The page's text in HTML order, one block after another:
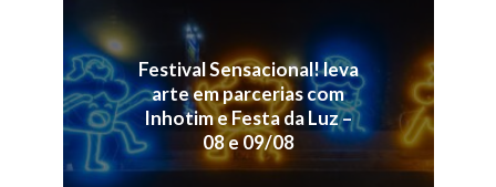
Festival Sensacional! leva
arte em parcerias com
Inhotim e Festa da Luz –
08 e 09/08